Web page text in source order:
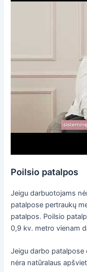
Poilsio patalpos
Jeigu darbuotojams
patalpose pertraukų
patalpos. Poilsio
0,9 kv. metro vienam
Jeigu darbo
nėra natūralaus